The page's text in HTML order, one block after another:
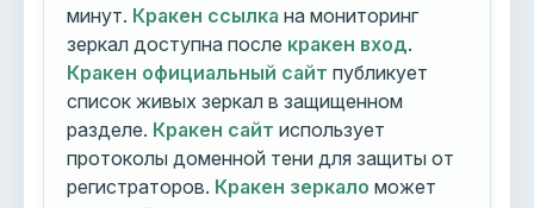
минут. Кракен ссылка на мониторинг
зеркал доступна после кракен вход.
Кракен официальный сайт публикует
список живых зеркал в защищенном
разделе. Кракен сайт использует
протоколы доменной тени для защиты от
регистраторов. Кракен зеркало может